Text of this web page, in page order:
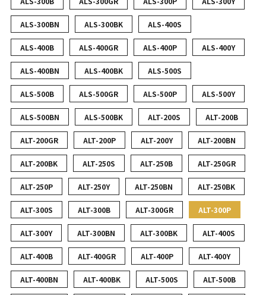
ALS-300BN ALS-300BK ALS-400S
ALS-400B ALS-400GR ALS-400P ALS-400Y
ALS-400BN ALS-400BK ALS-500S
ALS-500B ALS-500GR ALS-500P ALS-500Y
ALS-500BN ALS-500BK ALT-200S ALT-200B
ALT-200GR ALT-200P ALT-200Y ALT-200BN
ALT-200BK ALT-250S ALT-250B ALT-250GR
ALT-250P ALT-250Y ALT-250BN ALT-250BK
ALT-300S ALT-300B ALT-300GR ALT-300P
ALT-300Y ALT-300BN ALT-300BK ALT-400S
ALT-400B ALT-400GR ALT-400P ALT-400Y
ALT-400BN ALT-400BK ALT-500S ALT-500B